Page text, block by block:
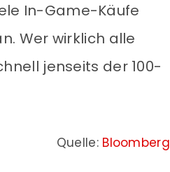
In-Game-Käufe
Wer wirklich alle
jenseits der 100-
Quelle: Bloomberg